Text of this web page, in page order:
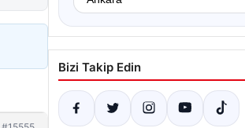
Bizi Takip Edin